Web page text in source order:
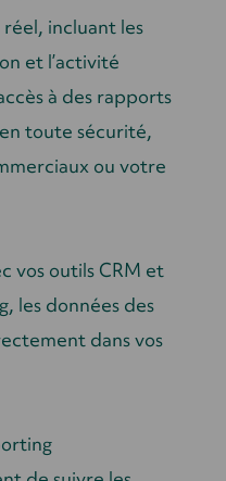
incluant les
et l’activité
à des rapports
toute sécurité,
ou votre
vos outils CRM et
les données des
dans vos